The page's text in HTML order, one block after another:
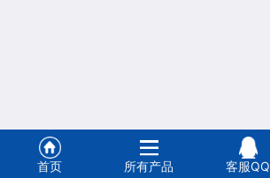
首页 所有产品 客服QQ